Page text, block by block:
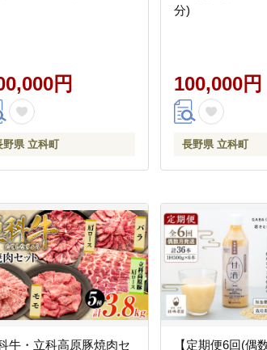
円
野県 立科町
分)
100,000円
長野県 立科町
牛・立科高原豚焼肉セ
【定期便6回(偶